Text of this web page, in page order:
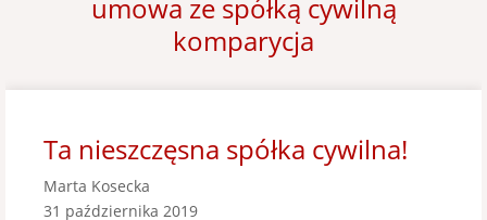
umowa ze spółką cywilną
komparycja
Ta nieszczęsna spółka cywilna!
Marta Kosecka
31 października 2019